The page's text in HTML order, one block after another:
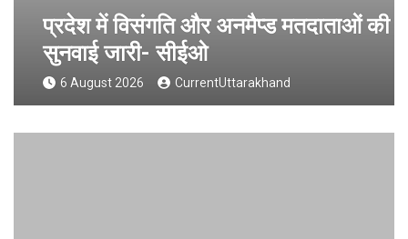
प्रदेश में विसंगति और अनमैप्ड मतदाताओं की
सुनवाई जारी- सीईओ
6 August 2026 CurrentUttarakhand